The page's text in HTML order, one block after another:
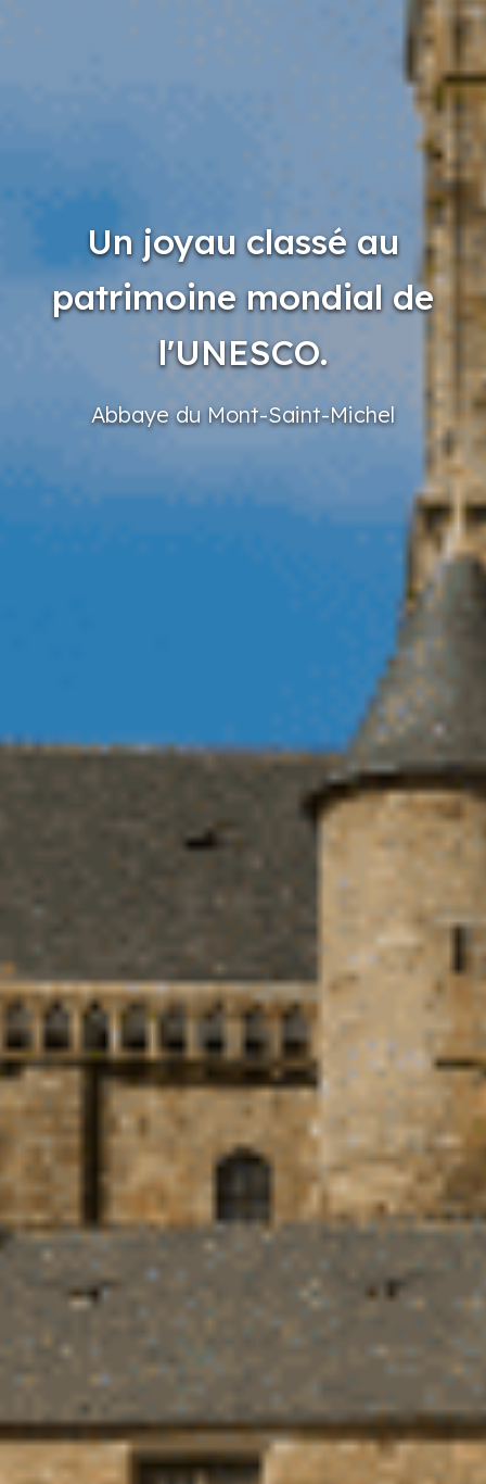
Un joyau classé au
patrimoine mondial de
l'UNESCO.
Abbaye du Mont-Saint-Michel